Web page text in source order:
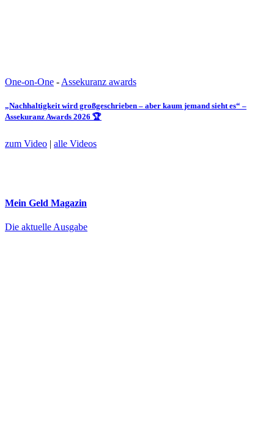
One-on-One - Assekuranz awards
„Nachhaltigkeit wird großgeschrieben – aber kaum jemand sieht es“ –
Assekuranz Awards 2026 🏆
zum Video | alle Videos
Mein Geld Magazin
Die aktuelle Ausgabe